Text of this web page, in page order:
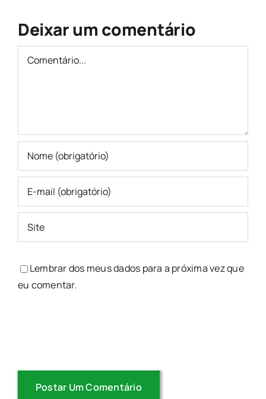
Deixar um comentário
Comentário
Lembrar dos meus dados para a próxima vez que
eu comentar.